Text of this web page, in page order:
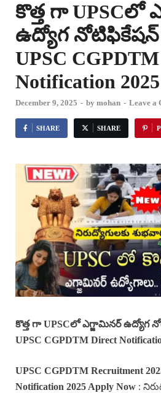
కొత్త గా UPSCలో
ఉద్యోగ నోటిఫికేషన్
UPSC
Notification
December 9, 2025 - by mohan - Leave a
SHARE SHARE
కొత్త గా UPSCలో ఎగ్జామినర్ ఉద్యోగ
UPSC CGPDTM Direct
UPSC CGPDTM Recruitment
Notification 2025 Apply Now :